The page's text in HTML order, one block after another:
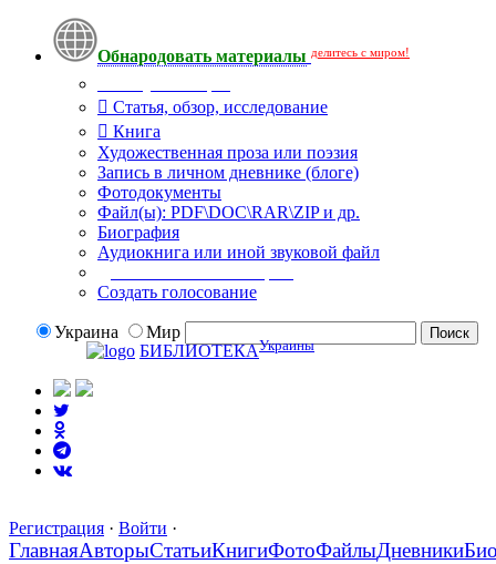
Обнародовать материалы делитесь с миром!
Статья, обзор, исследование
Книга
Художественная проза или поэзия
Запись в личном дневнике (блоге)
Фотодокументы
Файл(ы): PDF\DOC\RAR\ZIP и др.
Биография
Аудиокнига или иной звуковой файл
Создать голосование
Украина
Мир
БИБЛИОТЕКАУкраины
Регистрация · Войти ·
ГлавнаяАвторыСтатьиКнигиФотоФайлыДневники